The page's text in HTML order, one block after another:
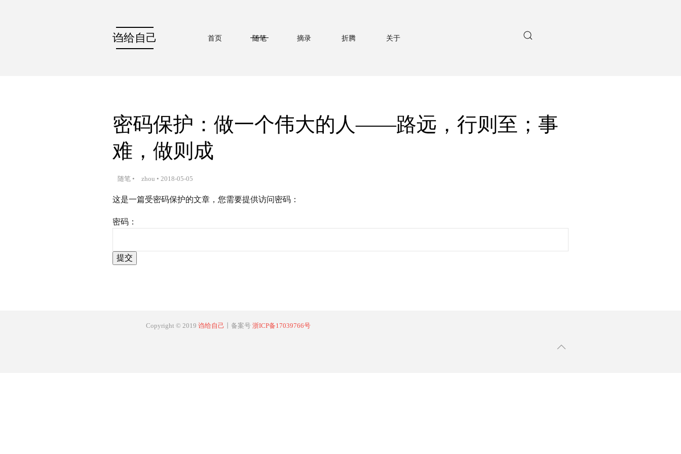
诌给自己 首页 随笔 摘录 折腾 关于
密码保护：做一个伟大的人——路远，行则至；事
难，做则成
随笔 • zhou • 2018-05-05
这是一篇受密码保护的文章，您需要提供访问密码：
密码：
Copyright © 2019 诌给自己 丨备案号 浙ICP备17039766号